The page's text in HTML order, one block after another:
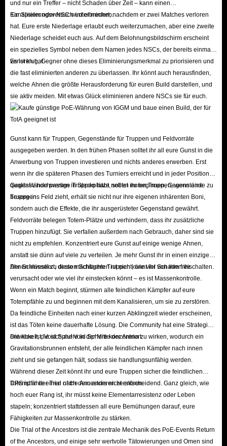
und nur ein Treffer – nicht Schaden über Zeit – kann einen
Kanalisierungsversuch unterbrechen.
Ein Spieler oder NSC wird eliminiert, nachdem er zwei Matches verloren
hat. Eure erste Niederlage erlaubt euch weiterzumachen, aber eine zweite
Niederlage scheidet euch aus. Auf dem Belohnungsbildschirm erscheint
ein spezielles Symbol neben dem Namen jedes NSCs, der bereits einmal
verloren hat.
Es ist klug, Gegner ohne dieses Eliminierungsmerkmal zu priorisieren und
die fast eliminierten anderen zu überlassen. Ihr könnt auch herausfinden,
welche Ahnen die größte Herausforderung für euren Build darstellen, und
sie aktiv meiden. Mit etwas Glück eliminieren andere NSCs sie für euch.
Gunst kann für Truppen, Gegenstände für Truppen und Feldvorräte
ausgegeben werden. In den frühen Phasen solltet ihr all eure Gunst in die
Anwerbung von Truppen investieren und nichts anderes erwerben. Erst
wenn ihr die späteren Phasen des Turniers erreicht und in jeder Position
qualitativ hochwertige Truppen habt, solltet ihr beginnen, Gegenstände zu
besorgen.
Gegenstände passen in Steckplätze neben euren Truppen; wenn eine
Truppe ins Feld zieht, erhält sie nicht nur ihre eigenen inhärenten Boni,
sondern auch die Effekte, die ihr ausgerüsteter Gegenstand gewährt.
Feldvorräte belegen Totem-Plätze und verhindern, dass ihr zusätzliche
Truppen hinzufügt. Sie verfallen außerdem nach Gebrauch, daher sind sie
nicht zu empfehlen. Konzentriert eure Gunst auf einige wenige Ahnen,
anstatt sie dünn auf viele zu verteilen. Je mehr Gunst ihr in einen einzigen
Ahnen investiert, desto mächtigere Truppen könnt ihr von ihm freischalten.
Der Schlüssel zu diesen Schlachten ist nicht, wie viel Schaden ihr
verursacht oder wie viel ihr einstecken könnt – es ist Massenkontrolle.
Wenn ein Match beginnt, stürmen alle feindlichen Kämpfer auf eure
Totempfähle zu und beginnen mit dem Kanalisieren, um sie zu zerstören.
Da feindliche Einheiten nach einer kurzen Abklingzeit wieder erscheinen,
ist das Töten keine dauerhafte Lösung. Die Community hat eine Strategie
entwickelt, die sich auf Void Sphere konzentriert.
Die Idee ist, Void Sphere in der Mitte der Arena zu wirken, wodurch ein
Gravitationsbrunnen entsteht, der alle feindlichen Kämpfer nach innen
zieht und sie gefangen hält, sodass sie handlungsunfähig werden.
Während dieser Zeit könnt ihr und eure Truppen sicher die feindlichen
Totempfähle einen nach dem anderen zerstören.
DPS ist in der Trial of the Ancestors nicht entscheidend. Ganz gleich, wie
hoch euer Rang ist, ihr müsst keine Elementarresistenz oder Leben
stapeln; konzentriert stattdessen all eure Bemühungen darauf, eure
Fähigkeiten zur Massenkontrolle zu stärken.
Die Trial of the Ancestors ist die zentrale Mechanik des PoE-Events Return
of the Ancestors, und einige sehr wertvolle Tätowierungen und Omen sind